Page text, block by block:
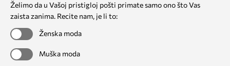
Želimo da u Vašoj pristigloj pošti primate samo ono što Vas
zaista zanima. Recite nam, je li to:
Ženska moda
Muška moda